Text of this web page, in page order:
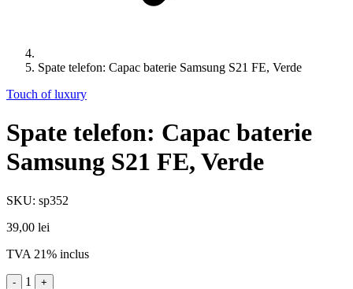
Spate telefon: Capac baterie Samsung S21 FE, Verde
Touch of luxury
Spate telefon: Capac baterie
Samsung S21 FE, Verde
SKU: sp352
39,00 lei
TVA 21% inclus
- 1 +